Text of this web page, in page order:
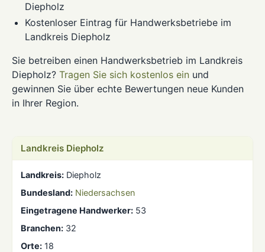
Diepholz
Kostenloser Eintrag für Handwerksbetriebe im
Landkreis Diepholz
Sie betreiben einen Handwerksbetrieb im Landkreis
Diepholz? Tragen Sie sich kostenlos ein und
gewinnen Sie über echte Bewertungen neue Kunden
in Ihrer Region.
Landkreis Diepholz
Landkreis: Diepholz
Bundesland: Niedersachsen
Eingetragene Handwerker: 53
Branchen: 32
Orte: 18